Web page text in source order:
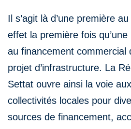
Il s’agit là d’une première
effet la première fois
au financement commercial
projet d’infrastructure. La
Settat ouvre ainsi la voie
collectivités locales pour
sources de financement,